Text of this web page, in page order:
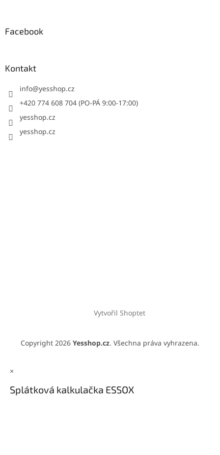
Facebook
Kontakt
info@yesshop.cz
+420 774 608 704 (PO-PÁ 9:00-17:00)
yesshop.cz
yesshop.cz
Vytvořil Shoptet
Copyright 2026 Yesshop.cz. Všechna práva vyhrazena.
×
Splátková kalkulačka ESSOX